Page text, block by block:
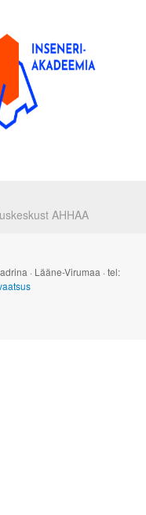
AHHAA
· Lääne-Virumaa · tel: